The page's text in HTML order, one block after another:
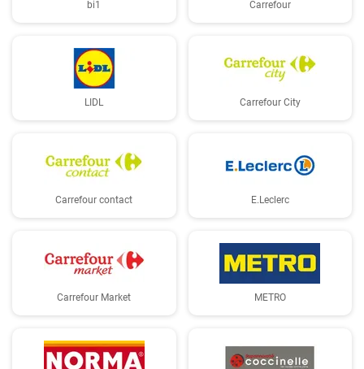
bi1 Carrefour
LIDL Carrefour City
Carrefour contact E.Leclerc
Carrefour Market METRO